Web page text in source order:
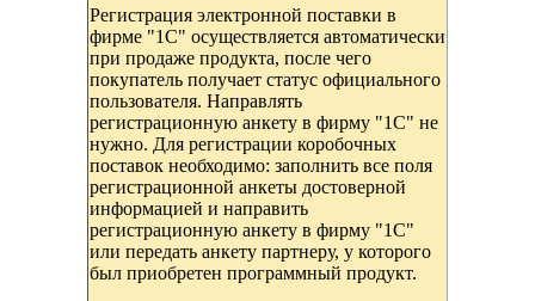
Регистрация электронной поставки в
фирме "1С" осуществляется автоматически
при продаже продукта, после чего
покупатель получает статус официального
пользователя. Направлять
регистрационную анкету в фирму "1С" не
нужно. Для регистрации коробочных
поставок необходимо: заполнить все поля
регистрационной анкеты достоверной
информацией и направить
регистрационную анкету в фирму "1С"
или передать анкету партнеру, у которого
был приобретен программный продукт.